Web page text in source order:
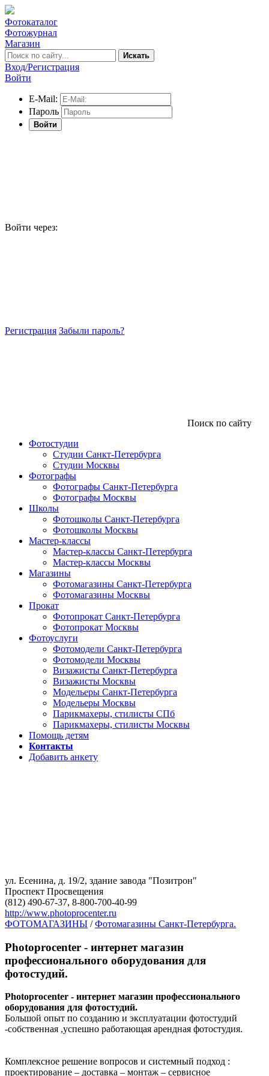
Фотокаталог
Фотожурнал
Магазин
Искать
Вход/Регистрация
Войти
E-Mail:
Пароль
Войти
Войти через:
Регистрация Забыли пароль?
Поиск по сайту
Фотостудии
Студии Санкт-Петербурга
Студии Москвы
Фотографы
Фотографы Санкт-Петербурга
Фотографы Москвы
Школы
Фотошколы Санкт-Петербурга
Фотошколы Москвы
Мастер-классы
Мастер-классы Санкт-Петербурга
Мастер-классы Москвы
Магазины
Фотомагазины Санкт-Петербурга
Фотомагазины Москвы
Прокат
Фотопрокат Санкт-Петербурга
Фотопрокат Москвы
Фотоуслуги
Фотомодели Санкт-Петербурга
Фотомодели Москвы
Визажисты Санкт-Петербурга
Визажисты Москвы
Модельеры Санкт-Петербурга
Модельеры Москвы
Парикмахеры, стилисты СПб
Парикмахеры, стилисты Москвы
Помощь детям
Контакты
Добавить анкету
ул. Есенина, д. 19/2, здание завода "Позитрон"
Проспект Просвещения
(812) 490-67-37, 8-800-700-40-99
http://www.photoprocenter.ru
ФОТОМАГАЗИНЫ /Фотомагазины Санкт-Петербурга.
Photoprocenter - интернет магазин
профессионального оборудования для
фотостудий.
Photoprocenter - интернет магазин профессионального
оборудования для фотостудий.
Большой опыт по созданию и эксплуатации фотостудий
-собственная ,успешно работающая арендная фотостудия.
Комплексное решение вопросов и системный подход :
проектирование – доставка – монтаж – сервисное